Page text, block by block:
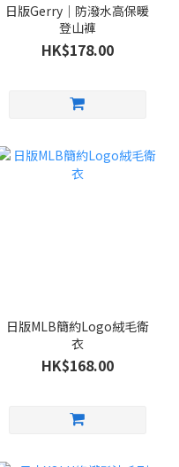
日版Gerry｜防潑水高保暖
登山褲
HK$178.00
日版MLB簡約Logo絨毛衛
衣
HK$168.00